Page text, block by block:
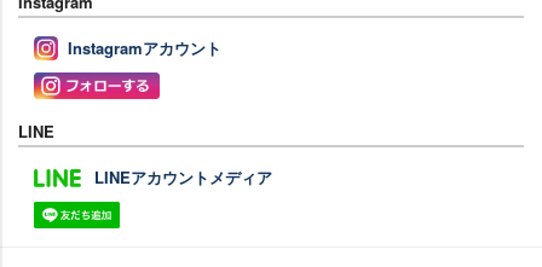
Instagramアカウント
LINE
LINEアカウントメディア